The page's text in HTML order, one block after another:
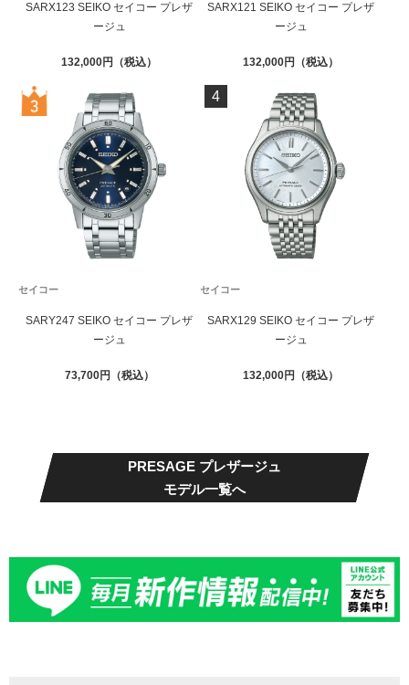
SARX123 SEIKO セイコー プレザ
ージュ
132,000
SARX121 SEIKO セイコー プレザ
ージュ
132,000
セイコー
SARY247 SEIKO セイコー プレザ
ージュ
73,700
セイコー
SARX129 SEIKO セイコー プレザ
ージュ
132,000
4
PRESAGE プレザージュ
モデル一覧へ